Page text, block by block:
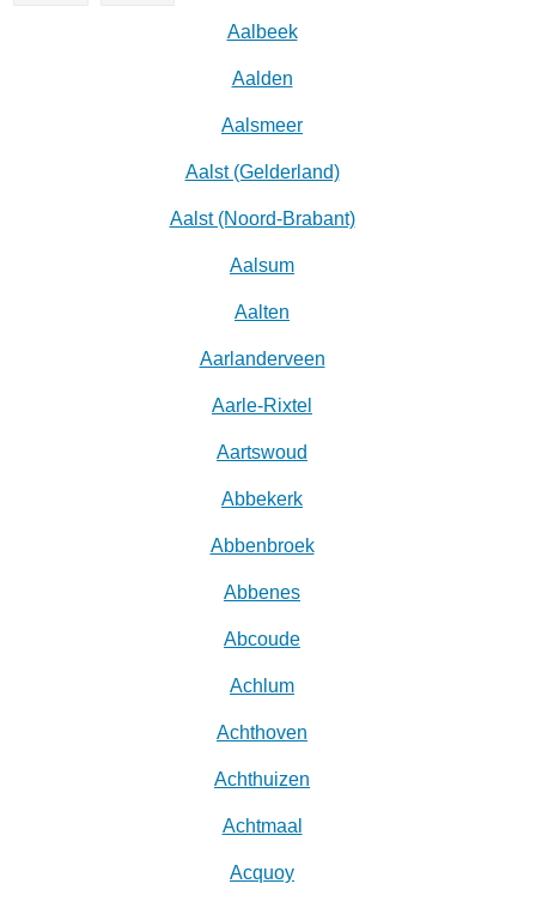
Aalbeek
Aalden
Aalsmeer
Aalst (Gelderland)
Aalst (Noord-Brabant)
Aalsum
Aalten
Aarlanderveen
Aarle-Rixtel
Aartswoud
Abbekerk
Abbenbroek
Abbenes
Abcoude
Achlum
Achthoven
Achthuizen
Achtmaal
Acquoy